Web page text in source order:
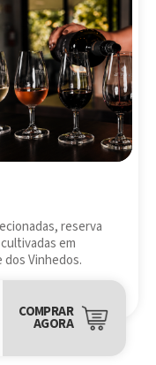
reserva
em
Vinhedos.
COMPRAR
AGORA